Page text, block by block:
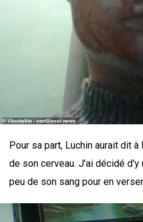
Pour sa part, Luchin aurait dit
de son cerveau. J'ai décidé d'y
peu de son sang pour en